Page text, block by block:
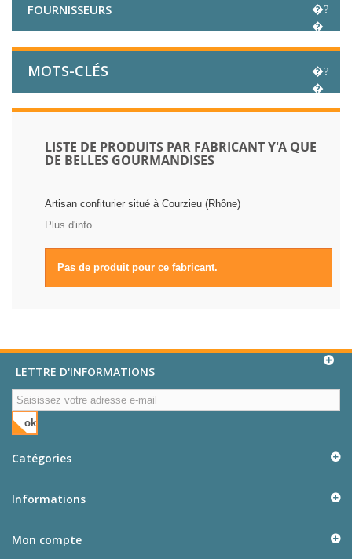
FOURNISSEURS
MOTS-CLÉS
LISTE DE PRODUITS PAR FABRICANT Y'A QUE
DE BELLES GOURMANDISES
Artisan confiturier situé à Courzieu (Rhône)
Plus d'info
Pas de produit pour ce fabricant.
LETTRE D'INFORMATIONS
ok
Catégories
Informations
Mon compte